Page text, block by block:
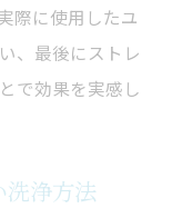
際に使用したユ
、最後にストレ
で効果を実感し
浄方法